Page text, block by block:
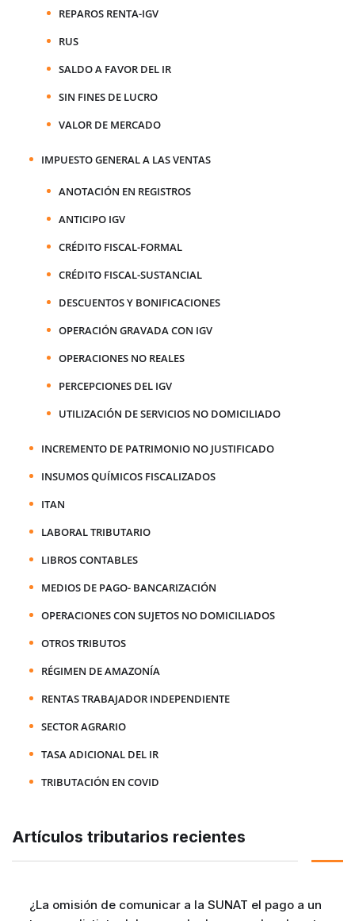
REPAROS RENTA-IGV
RUS
SALDO A FAVOR DEL IR
SIN FINES DE LUCRO
VALOR DE MERCADO
IMPUESTO GENERAL A LAS VENTAS
ANOTACIÓN EN REGISTROS
ANTICIPO IGV
CRÉDITO FISCAL-FORMAL
CRÉDITO FISCAL-SUSTANCIAL
DESCUENTOS Y BONIFICACIONES
OPERACIÓN GRAVADA CON IGV
OPERACIONES NO REALES
PERCEPCIONES DEL IGV
UTILIZACIÓN DE SERVICIOS NO DOMICILIADO
INCREMENTO DE PATRIMONIO NO JUSTIFICADO
INSUMOS QUÍMICOS FISCALIZADOS
ITAN
LABORAL TRIBUTARIO
LIBROS CONTABLES
MEDIOS DE PAGO- BANCARIZACIÓN
OPERACIONES CON SUJETOS NO DOMICILIADOS
OTROS TRIBUTOS
RÉGIMEN DE AMAZONÍA
RENTAS TRABAJADOR INDEPENDIENTE
SECTOR AGRARIO
TASA ADICIONAL DEL IR
TRIBUTACIÓN EN COVID
Artículos tributarios recientes
¿La omisión de comunicar a la SUNAT el pago a un